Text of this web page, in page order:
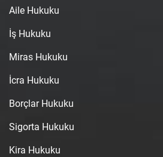
Aile Hukuku
İş Hukuku
Miras Hukuku
İcra Hukuku
Borçlar Hukuku
Sigorta Hukuku
Kira Hukuku